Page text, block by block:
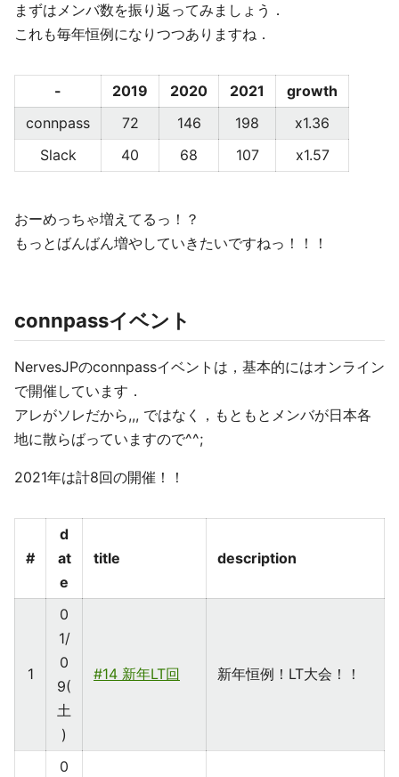
まずはメンバ数を振り返ってみましょう．
これも毎年恒例になりつつありますね．
- 2019 2020 2021
growth
connpass
72 146 198
x1.36
Slack
40 68 107 x1.57
おーめっちゃ増えてるっ！？
もっとばんばん増やしていきたいですねっ！！！
connpassイベント
NervesJPのconnpassイベントは，基本的にはオンライン
で開催しています．
アレがソレだから,,, ではなく，もともとメンバが日本各
地に散らばっていますので^^;
2021年は計8回の開催！！
#
d
at
e
title description
1
0
1/
0
9(
土
)
#14 新年LT回 新年恒例！LT大会！！
0